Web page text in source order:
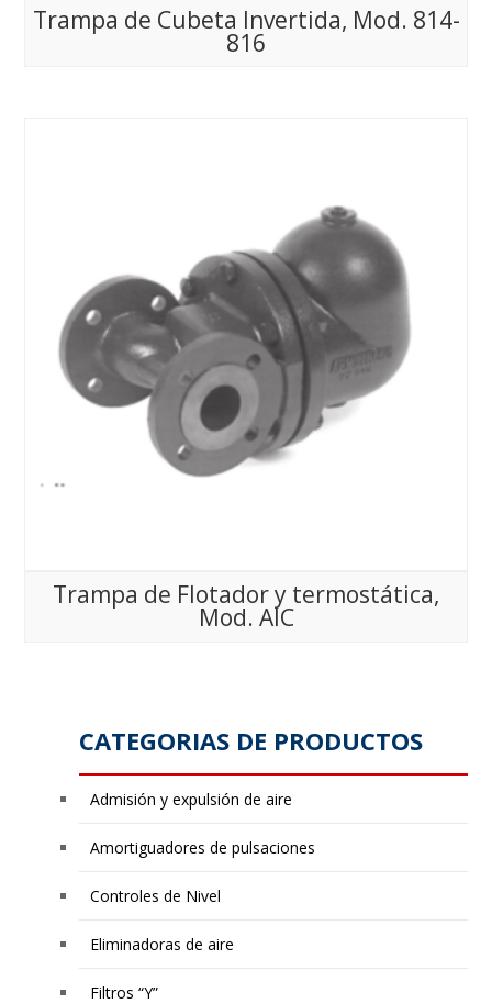
Trampa de Cubeta Invertida, Mod. 814-
816
Trampa de Flotador y termostática,
Mod. AIC
CATEGORIAS DE PRODUCTOS
Admisión y expulsión de aire
Amortiguadores de pulsaciones
Controles de Nivel
Eliminadoras de aire
Filtros “Y”